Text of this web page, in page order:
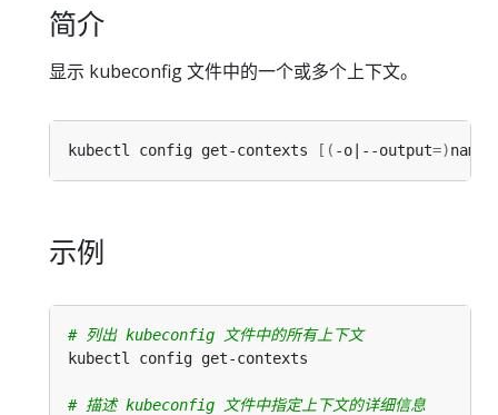
简介
显示 kubeconfig 文件中的一个或多个上下文。
kubectl config get-contexts [( -o|--output=)name
示例
# 列出 kubeconfig 文件中的所有上下文
# 描述 kubeconfig 文件中指定上下文的详细信息